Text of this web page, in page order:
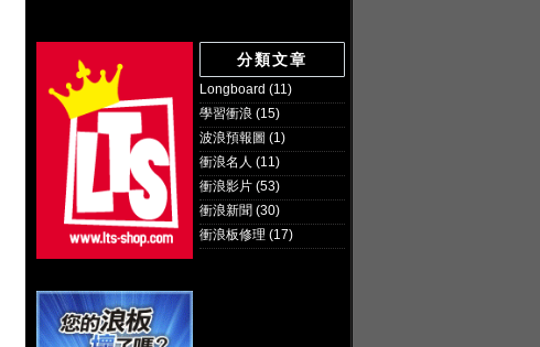
分類文章
Longboard (11)
學習衝浪 (15)
波浪預報圖 (1)
衝浪名人 (11)
衝浪影片 (53)
衝浪新聞 (30)
衝浪板修理 (17)